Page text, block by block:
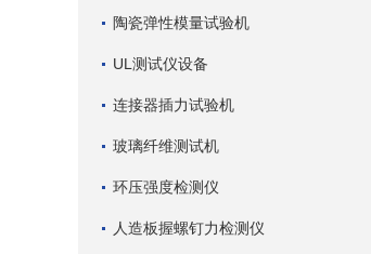
陶瓷弹性模量试验机
UL测试仪设备
连接器插力试验机
玻璃纤维测试机
环压强度检测仪
人造板握螺钉力检测仪